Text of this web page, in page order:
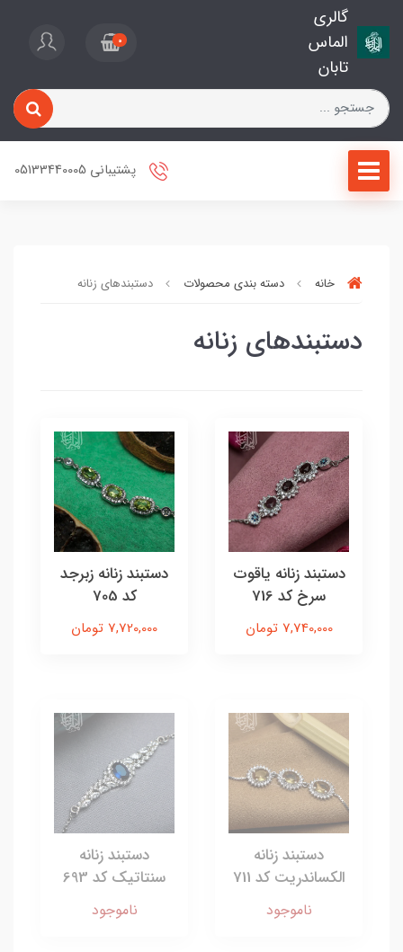
گالری
الماس
تابان
0
پشتیبانی 05133440005
خانه دسته بندی محصولات دستبندهای زنانه
دستبندهای زنانه
دستبند زنانه یاقوت
سرخ کد 716
7,740,000 تومان
دستبند زنانه زبرجد
کد 705
7,720,000 تومان
دستبند زنانه
الکساندریت کد 711
ناموجود
دستبند زنانه
سنتاتیک کد 693
ناموجود